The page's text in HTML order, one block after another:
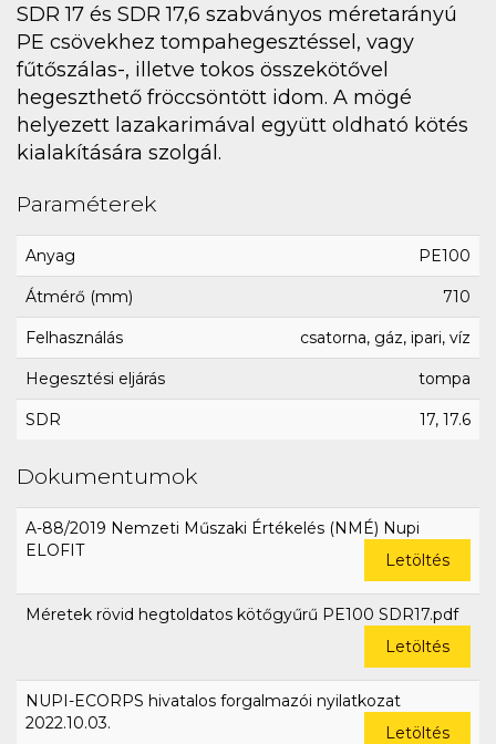
SDR 17 és SDR 17,6 szabványos méretarányú
PE csövekhez tompahegesztéssel, vagy
fűtőszálas-, illetve tokos összekötővel
hegeszthető fröccsöntött idom. A mögé
helyezett lazakarimával együtt oldható kötés
kialakítására szolgál.
Paraméterek
Anyag PE100
Átmérő (mm) 710
Felhasználás csatorna, gáz, ipari, víz
Hegesztési eljárás tompa
SDR 17, 17.6
Dokumentumok
A-88/2019 Nemzeti Műszaki Értékelés (NMÉ) Nupi
ELOFIT
Letöltés
Méretek rövid hegtoldatos kötőgyűrű PE100 SDR17.pdf
Letöltés
NUPI-ECORPS hivatalos forgalmazói nyilatkozat
2022.10.03.
Letöltés